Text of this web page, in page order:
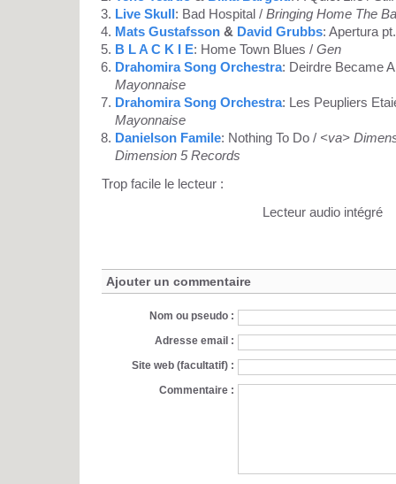
Live Skull: Bad Hospital / Bringing Home The
Mats Gustafsson & David Grubbs: Apertura
B L A C K I E: Home Town Blues / Gen
Drahomira Song Orchestra: Deirdre Became
Mayonnaise
Drahomira Song Orchestra: Les Peupliers
Mayonnaise
Danielson Famile: Nothing To Do / <va>
Dimension 5 Records
Trop facile le lecteur :
Lecteur audio intégré
Ajouter un commentaire
Nom ou pseudo :
Adresse email :
Site web (facultatif) :
Commentaire :